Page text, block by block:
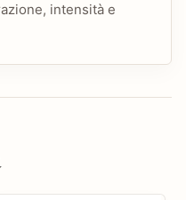
intensità e